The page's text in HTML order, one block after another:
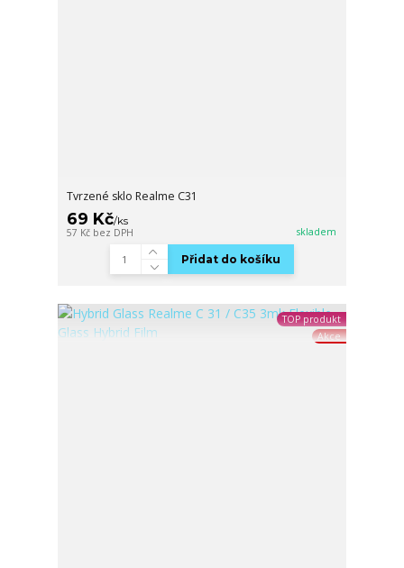
Tvrzené sklo Realme C31
69 Kč/ks
57 Kč bez DPH skladem
Přidat do košíku
TOP produkt
Akce